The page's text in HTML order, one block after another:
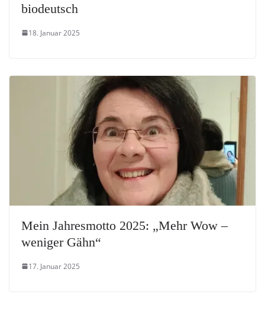
biodeutsch
18. Januar 2025
Mein Jahresmotto 2025: „Mehr Wow –
weniger Gähn“
17. Januar 2025